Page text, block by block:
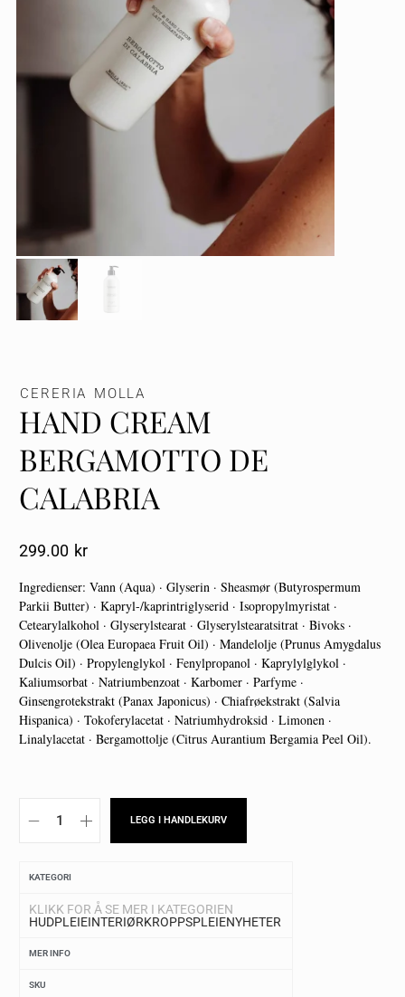
CERERIA MOLLA
HAND CREAM
BERGAMOTTO DE
CALABRIA
299.00 Kr
Ingredienser: Vann (Aqua) · Glyserin · Sheasmør (Butyrospermum
Parkii Butter) · Kapryl-/kaprintriglyserid · Isopropylmyristat ·
Cetearylalkohol · Glyserylstearat · Glyserylstearatsitrat · Bivoks ·
Olivenolje (Olea Europaea Fruit Oil) · Mandelolje (Prunus Amygdalus
Dulcis Oil) · Propylenglykol · Fenylpropanol · Kaprylylglykol ·
Kaliumsorbat · Natriumbenzoat · Karbomer · Parfyme ·
Ginsengrotekstrakt (Panax Japonicus) · Chiafrøekstrakt (Salvia
Hispanica) · Tokoferylacetat · Natriumhydroksid · Limonen ·
Linalylacetat · Bergamottolje (Citrus Aurantium Bergamia Peel Oil).
LEGG I HANDLEKURV
KATEGORI
KLIKK FOR Å SE MER I KATEGORIEN
HUDPLEIEINTERIØRKROPPSPLEIENYHETER
MER INFO
SKU